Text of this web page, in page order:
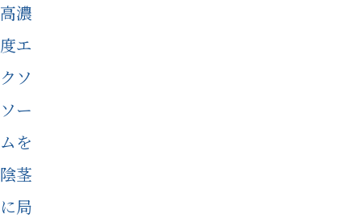
高濃
度エ
クソ
ソー
ムを
陰茎
に局